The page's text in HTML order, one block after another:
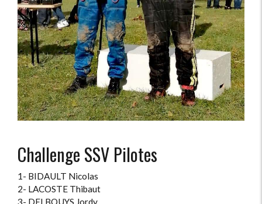
Challenge SSV Pilotes
1- BIDAULT Nicolas
2- LACOSTE Thibaut
3- DELBOUYS Jordy